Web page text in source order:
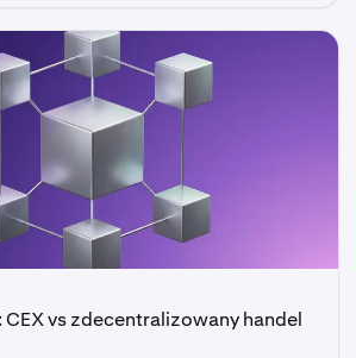
CEX vs zdecentralizowany handel